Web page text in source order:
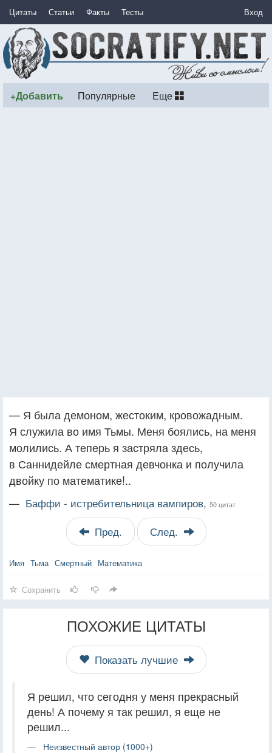
Цитаты Статьи Факты Тесты Вход
+Добавить Популярные Еще
— Я была демоном, жестоким, кровожадным.
Я служила во имя Тьмы. Меня боялись, на меня
молились. А теперь я застряла здесь,
в Саннидейле смертная девчонка и получила
двойку по математике!..
— Баффи - истребительница вампиров, 50 цитат
Пред. След.
Имя Тьма Смертный Математика
Сохранить
ПОХОЖИЕ ЦИТАТЫ
Показать лучшие
Я решил, что сегодня у меня прекрасный
день! А почему я так решил, я еще не
решил...
Неизвестный автор (1000+)